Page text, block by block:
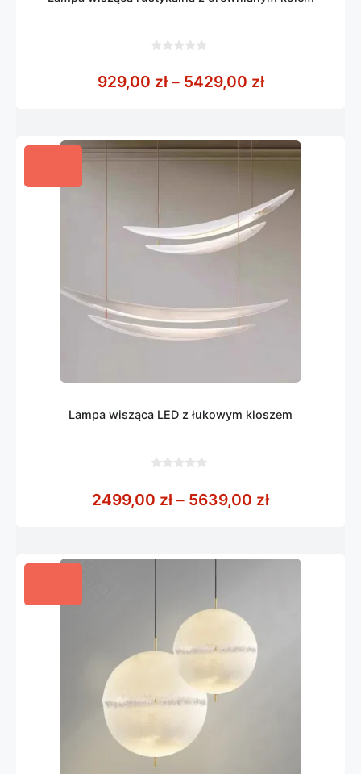
5
929,00 zł – 5429,00 złZakres cen:
Lampa wisząca LED z łukowym kloszem
5
2499,00 zł – 5639,00 złZakres cen: